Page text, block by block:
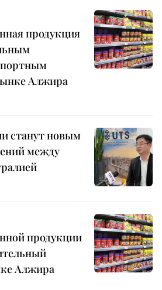
продукция
Алжира
станут новым
между
продукции
Алжира